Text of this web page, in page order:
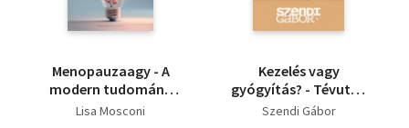
Menopauzaagy - A
modern tudomány
válasza a változókor
Lisa Mosconi
Kezelés vagy
gyógyítás? - Tévutak
és új lehetőségek a
Szendi Gábor